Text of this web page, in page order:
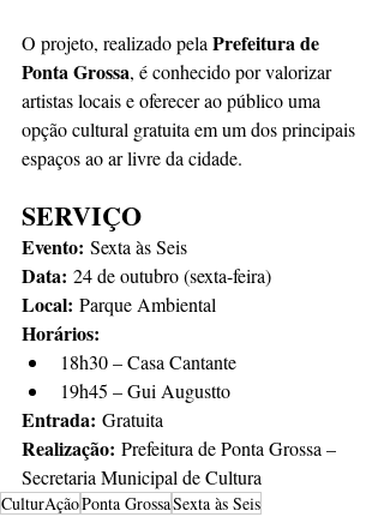
O projeto, realizado pela Prefeitura de
Ponta Grossa, é conhecido por valorizar
artistas locais e oferecer ao público uma
opção cultural gratuita em um dos principais
espaços ao ar livre da cidade.
SERVIÇO
Evento: Sexta às Seis
Data: 24 de outubro (sexta-feira)
Local: Parque Ambiental
Horários:
18h30 – Casa Cantante
19h45 – Gui Augustto
Entrada: Gratuita
Realização: Prefeitura de Ponta Grossa –
Secretaria Municipal de Cultura
CulturAçãoPonta GrossaSexta às Seis